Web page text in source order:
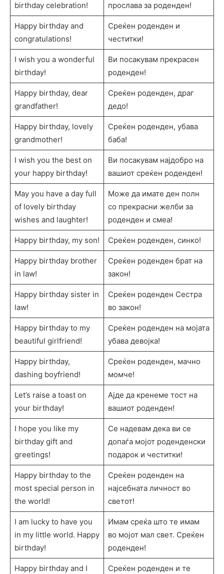
birthday celebration! прослава за роденден!
Happy birthday and
congratulations!
Среќен роденден и
честитки!
I wish you a wonderful
birthday!
Ви посакувам прекрасен
роденден!
Happy birthday, dear
grandfather!
Среќен роденден, драг
дедо!
Happy birthday, lovely
grandmother!
Среќен роденден, убава
баба!
I wish you the best on
your happy birthday!
Ви посакувам најдобро на
вашиот среќен роденден!
May you have a day full
of lovely birthday
wishes and laughter!
Може да имате ден полн
со прекрасни желби за
роденден и смеа!
Happy birthday, my son! Среќен роденден, синко!
Happy birthday brother
in law!
Среќен роденден брат на
закон!
Happy birthday sister in
law!
Среќен роденден Сестра
во закон!
Happy birthday to my
beautiful girlfriend!
Среќен роденден на мојата
убава девојка!
Happy birthday,
dashing boyfriend!
Среќен роденден, мачно
момче!
Let’s raise a toast on
your birthday!
Ајде да кренеме тост на
вашиот роденден!
I hope you like my
birthday gift and
greetings!
Се надевам дека ви се
допаѓа мојот роденденски
подарок и честитки!
Happy birthday to the
most special person in
the world!
Среќен роденден на
најсебната личност во
светот!
I am lucky to have you
in my little world. Happy
birthday!
Имам среќа што те имам
во мојот мал свет. Среќен
роденден!
Happy birthday and I
Среќен роденден и те